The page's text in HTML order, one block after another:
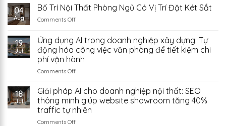
Chợ
Quốc:
Có
Đáng
Nội
Thất
Nhỏ
Nhập
Phụ
Kiện
Trung
Quốc
Đâu?
04
Aug
Bố Trí Nội Thất Phòng Ngủ Có Vị Trí Đặt Két Sắt
Comments Offon
Trí
Nội
Thất
Phòng
Ngủ
Vị
Trí
Đặt
Két
Sắt
19
Jul
Ứng dụng AI trong doanh nghiệp xây dựng: Tự
động hóa công việc văn phòng để tiết kiệm chi
phí vận hành
Comments Offon
dụng
AI
trong
doanh
nghiệp
18
Jul
Giải pháp AI cho doanh nghiệp nội thất: SEO
thông minh giúp website showroom tăng 40%
traffic tự nhiên
Comments Offon